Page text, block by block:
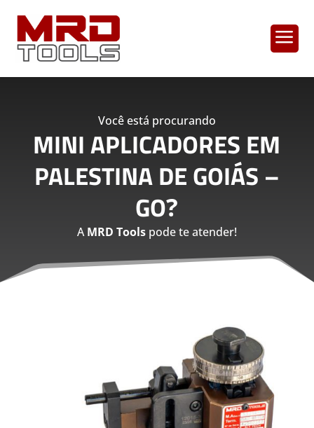
a
Você está procurando
MINI APLICADORES EM
PALESTINA DE GOIÁS –
GO?
AMRD Toolspode te atender!